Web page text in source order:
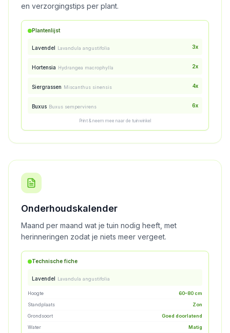
en verzorgingstips per plant.
Plantenlijst
Lavendel Lavandula angustifolia 3x
Hortensia Hydrangea macrophylla 2x
Siergrassen Miscanthus sinensis 4x
Buxus Buxus sempervirens 6x
Print & neem mee naar de tuinwinkel
Onderhoudskalender
Maand per maand wat je tuin nodig heeft, met
herinneringen zodat je niets meer vergeet.
Technische fiche
Lavendel Lavandula angustifolia
Hoogte
60–80 cm
Standplaats
Zon
Grondsoort
Goed doorlatend
Water
Matig